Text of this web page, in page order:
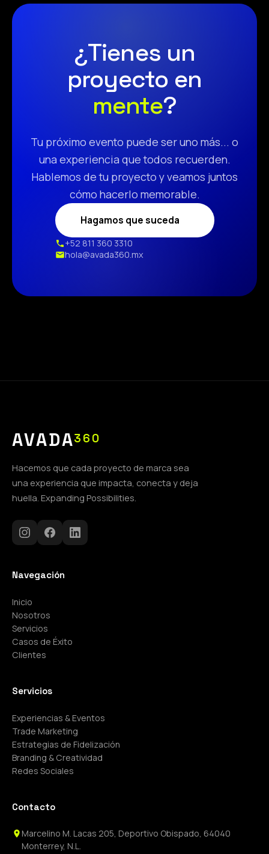
¿Tienes un
proyecto en
mente?
Tu próximo evento puede ser uno más... o
una experiencia que todos recuerden.
Hablemos de tu proyecto y veamos juntos
cómo hacerlo memorable.
Hagamos que suceda
+52 811 360 3310
hola@avada360.mx
AVADA360
Hacemos que cada proyecto de marca sea
una experiencia que impacta, conecta y deja
huella. Expanding Possibilities.
Navegación
Inicio
Nosotros
Servicios
Casos de Éxito
Clientes
Servicios
Experiencias & Eventos
Trade Marketing
Estrategias de Fidelización
Branding & Creatividad
Redes Sociales
Contacto
Marcelino M. Lacas 205, Deportivo Obispado, 64040
Monterrey, N.L.